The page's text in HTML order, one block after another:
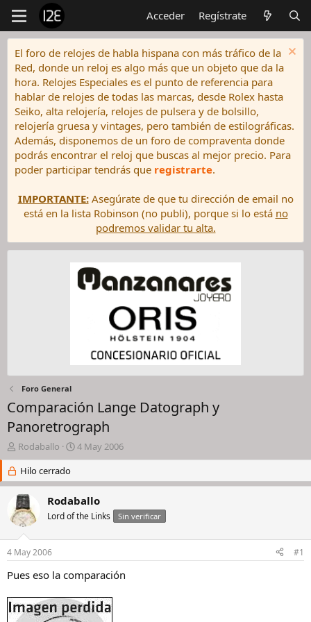
Acceder Regístrate
El foro de relojes de habla hispana con más tráfico de la
Red, donde un reloj es algo más que un objeto que da la
hora. Relojes Especiales es el punto de referencia para
hablar de relojes de todas las marcas, desde Rolex hasta
Seiko, alta relojería, relojes de pulsera y de bolsillo,
relojería gruesa y vintages, pero también de estilográficas.
Además, disponemos de un foro de compraventa donde
podrás encontrar el reloj que buscas al mejor precio. Para
poder participar tendrás que registrarte.
IMPORTANTE:Asegúrate de que tu dirección de email no
está en la lista Robinson (no publi), porque si lo está no
podremos validar tu alta.
Foro General
Comparación Lange Datograph y
Panoretrograph
I
n
c
i
a
d
o
d
e
l
h
i
Rodaballo
F
e
h
d
e
i
c
o
4 May 2006
Hilo cerrado
Rodaballo
Lord of the Links Sin verificar
4 May 2006 #1
Pues eso la comparación